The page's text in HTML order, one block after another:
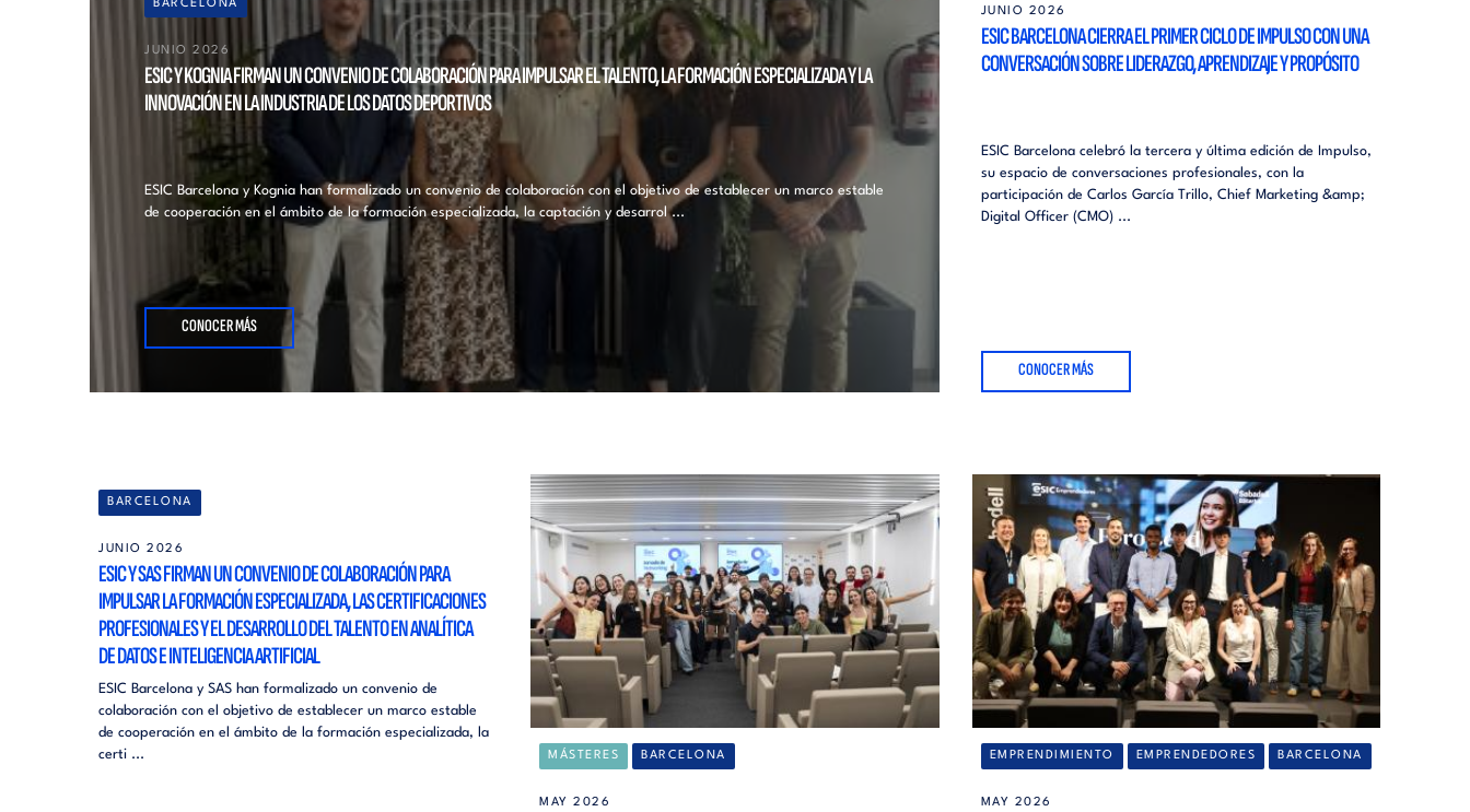
BARCELONA
JUNIO 2026
ESIC Y KOGNIA FIRMAN UN CONVENIO DE COLABORACIÓN PARA IMPULSAR EL TALENTO, LA FORMACIÓN ESPECIALIZADA Y LA
INNOVACIÓN EN LA INDUSTRIA DE LOS DATOS DEPORTIVOS
ESIC Barcelona y Kognia han formalizado un convenio de colaboración con el objetivo de establecer un marco estable
de cooperación en el ámbito de la formación especializada, la captación y desarrol ...
CONOCER MÁS
JUNIO 2026
ESIC BARCELONA CIERRA EL PRIMER CICLO DE IMPULSO CON UNA
CONVERSACIÓN SOBRE LIDERAZGO, APRENDIZAJE Y PROPÓSITO
ESIC Barcelona celebró la tercera y última edición de Impulso,
su espacio de conversaciones profesionales, con la
participación de Carlos García Trillo, Chief Marketing &amp;
Digital Officer (CMO) ...
CONOCER MÁS
BARCELONA
JUNIO 2026
ESIC Y SAS FIRMAN UN CONVENIO DE COLABORACIÓN PARA
IMPULSAR LA FORMACIÓN ESPECIALIZADA, LAS CERTIFICACIONES
PROFESIONALES Y EL DESARROLLO DEL TALENTO EN ANALÍTICA
DE DATOS E INTELIGENCIA ARTIFICIAL
ESIC Barcelona y SAS han formalizado un convenio de
colaboración con el objetivo de establecer un marco estable
de cooperación en el ámbito de la formación especializada, la
certi ...
MÁSTERES BARCELONA
MAY 2026
EMPRENDIMIENTO EMPRENDEDORES BARCELONA
MAY 2026